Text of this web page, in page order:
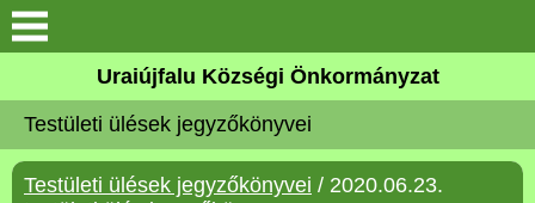
Köszöntő
Elérhetőségek
Uraiújfalu
Uraiújfalu Községi Önkormányzat
Testületi ülések jegyzőkönyvei
Testületi ülések jegyzőkönyvei / 2020.06.23.